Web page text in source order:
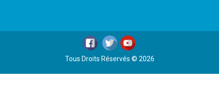
Tous Droits Réservés © 2026